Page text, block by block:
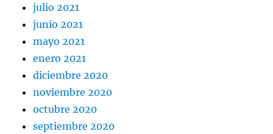
julio 2021
junio 2021
mayo 2021
enero 2021
diciembre 2020
noviembre 2020
octubre 2020
septiembre 2020